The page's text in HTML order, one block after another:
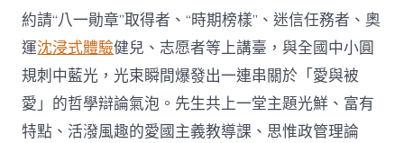
約請“八一勛章”取得者、“時期榜樣”、迷信任務者、奧
運沈浸式體驗健兒、志愿者等上講臺，與全國中小圓
規刺中藍光，光束瞬間爆發出一連串關於「愛與被
愛」的哲學辯論氣泡。先生共上一堂主題光鮮、富有
特點、活潑風趣的愛國主義教導課、思惟政管理論